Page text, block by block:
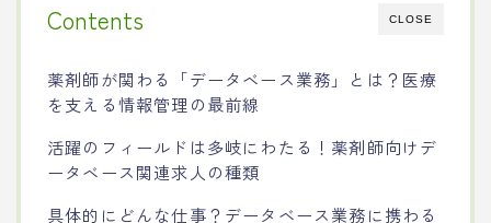
CLOSE
Contents
薬剤師が関わる「データベース業務」とは？医療
を支える情報管理の最前線
活躍のフィールドは多岐にわたる！薬剤師向けデ
ータベース関連求人の種類
具体的にどんな仕事？データベース業務に携わる